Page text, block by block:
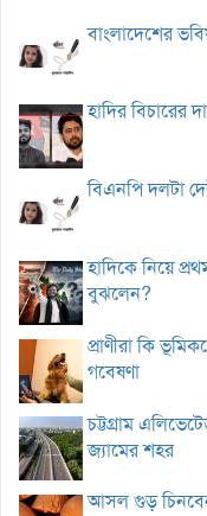
বাংলাদেশের
হাদির বিচারের
বিএনপি দলটা
হাদিকে নিয়ে
বুঝলেন?
প্রাণীরা কি
গবেষণা
চট্টগ্রাম
জ্যামের শহর
আসল গুড়